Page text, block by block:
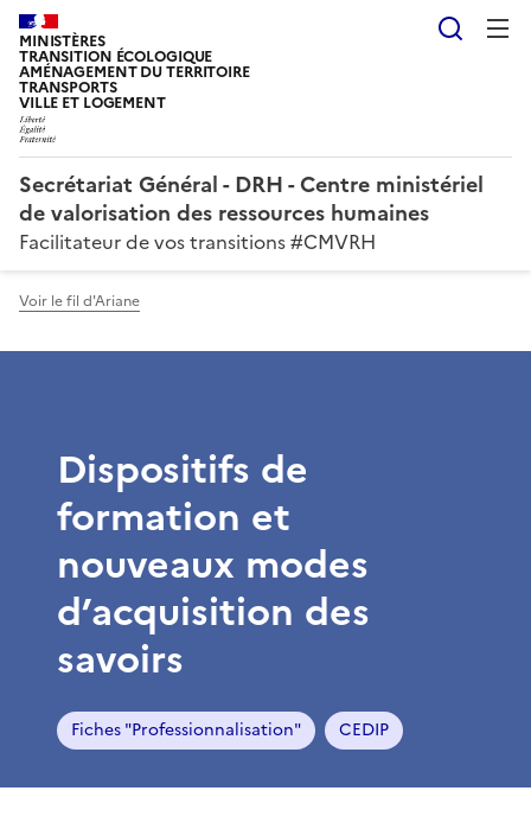
MINISTÈRES
TRANSITION ÉCOLOGIQUE
AMÉNAGEMENT DU TERRITOIRE
TRANSPORTS
VILLE ET LOGEMENT
Secrétariat Général - DRH - Centre ministériel
de valorisation des ressources humaines
Facilitateur de vos transitions #CMVRH
Voir le fil d'Ariane
Dispositifs de
formation et
nouveaux modes
d’acquisition des
savoirs
Fiches "Professionnalisation" CEDIP